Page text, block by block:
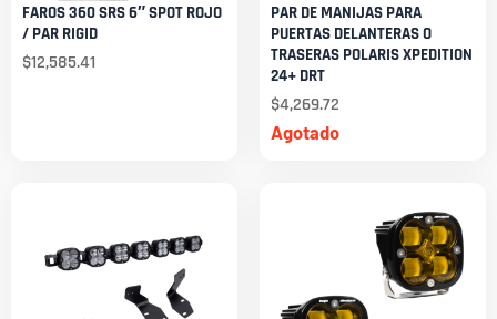
FAROS 360 SRS 6″ SPOT ROJO
/ PAR RIGID
$12,585.41
Agotado
PAR DE MANIJAS PARA
PUERTAS DELANTERAS O
TRASERAS POLARIS XPEDITION
24+ DRT
$4,269.72